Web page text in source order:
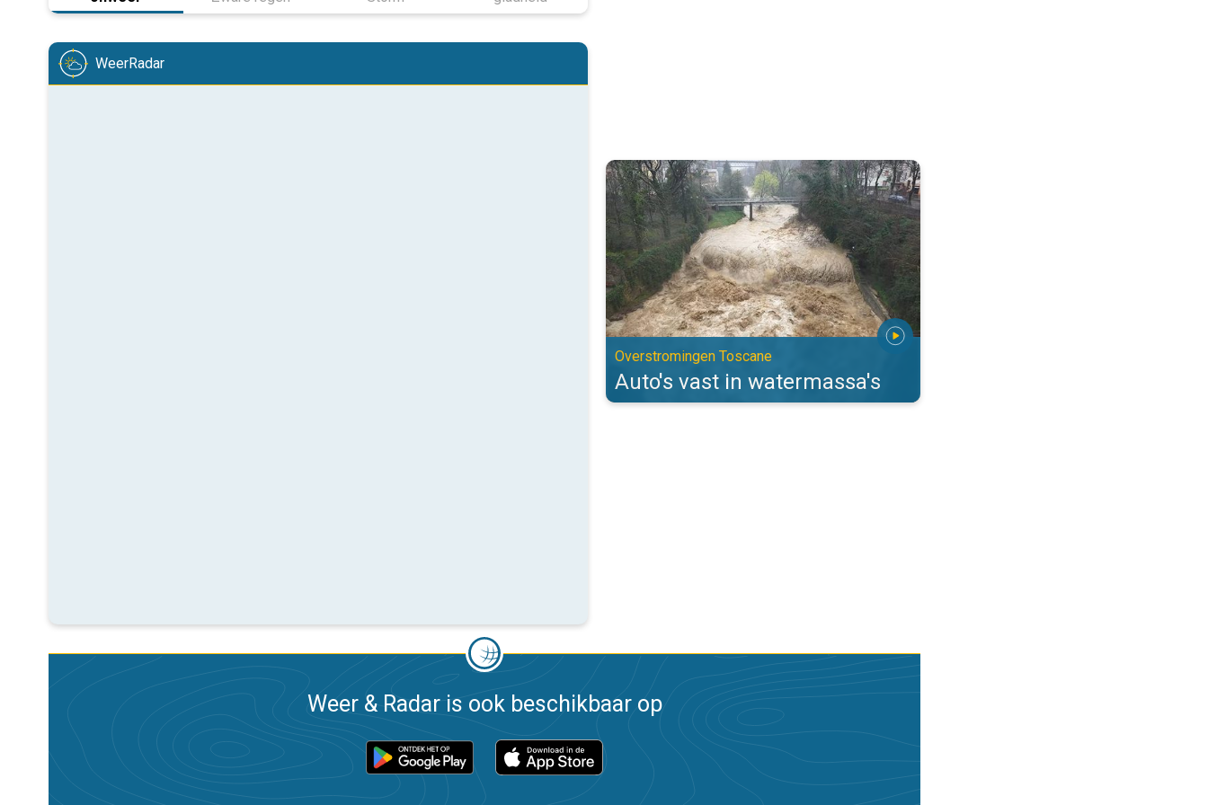
WeerRadar
Auto's vast in watermassa's. Overstromingen Toscane. . .
Overstromingen Toscane
Auto's vast in watermassa's
Weer & Radar is ook beschikbaar op